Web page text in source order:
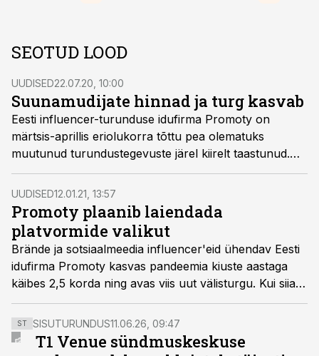
SEOTUD LOOD
UUDISED22.07.20, 10:00
Suunamudijate hinnad ja turg kasvab
Eesti influencer-turunduse idufirma Promoty on
märtsis-aprillis eriolukorra tõttu pea olematuks
muutunud turundustegevuste järel kiirelt taastunud.
Selle aasta teises kvartalis oli ettevõtte käive üle 40%
suurem kui aasta alguses.
UUDISED12.01.21, 13:57
Promoty plaanib laiendada
platvormide valikut
Brände ja sotsiaalmeedia influencer'eid ühendav Eesti
idufirma Promoty kasvas pandeemia kiuste aastaga
käibes 2,5 korda ning avas viis uut välisturgu. Kui siiani
keskenduti Instagramile, siis tulevikus on plaanis
platvormide valikut laiendada.
ST SISUTURUNDUS11.06.26, 09:47
T1 Venue sündmuskeskuse